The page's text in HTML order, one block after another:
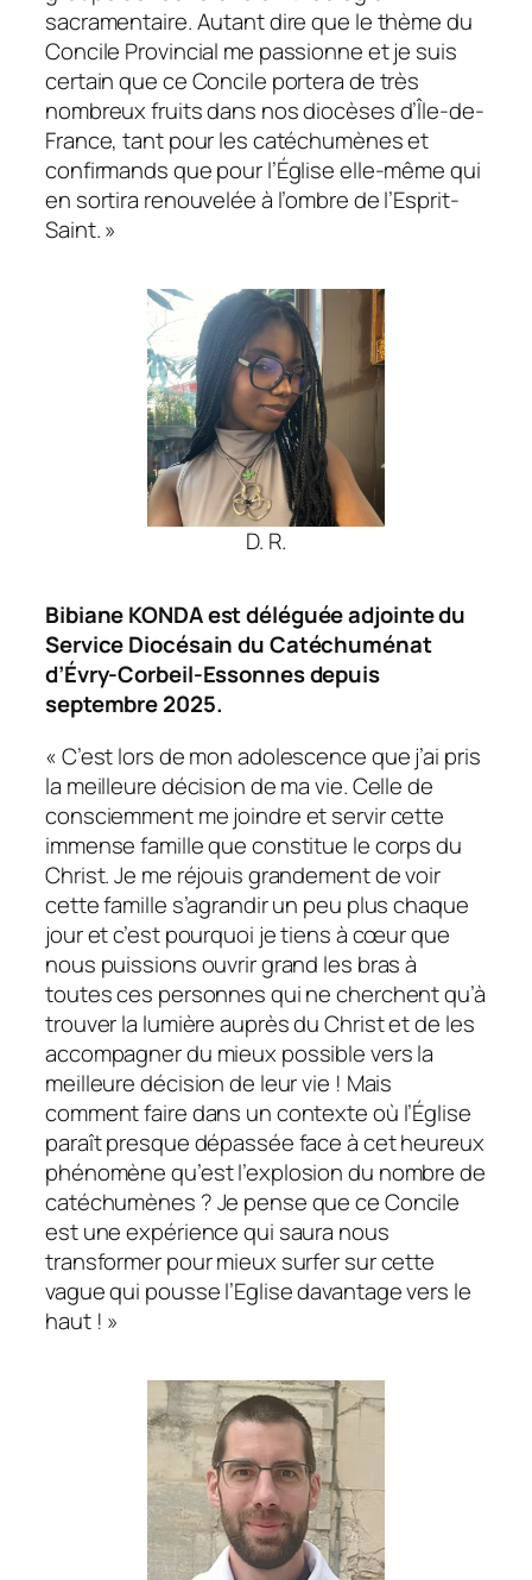
sacramentaire. Autant dire que le thème du
Concile Provincial me passionne et je suis
certain que ce Concile portera de très
nombreux fruits dans nos diocèses d’Île-de-
France, tant pour les catéchumènes et
confirmands que pour l’Église elle-même qui
en sortira renouvelée à l’ombre de l’Esprit-
Saint. »
D. R.
Bibiane KONDA est déléguée adjointe du
Service Diocésain du Catéchuménat
d’Évry-Corbeil-Essonnes depuis
septembre 2025.
« C’est lors de mon adolescence que j’ai pris
la meilleure décision de ma vie. Celle de
consciemment me joindre et servir cette
immense famille que constitue le corps du
Christ. Je me réjouis grandement de voir
cette famille s’agrandir un peu plus chaque
jour et c’est pourquoi je tiens à cœur que
nous puissions ouvrir grand les bras à
toutes ces personnes qui ne cherchent qu’à
trouver la lumière auprès du Christ et de les
accompagner du mieux possible vers la
meilleure décision de leur vie ! Mais
comment faire dans un contexte où l’Église
paraît presque dépassée face à cet heureux
phénomène qu’est l’explosion du nombre de
catéchumènes ? Je pense que ce Concile
est une expérience qui saura nous
transformer pour mieux surfer sur cette
vague qui pousse l’Eglise davantage vers le
haut ! »